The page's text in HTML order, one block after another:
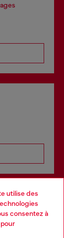
utilise des
consentez à